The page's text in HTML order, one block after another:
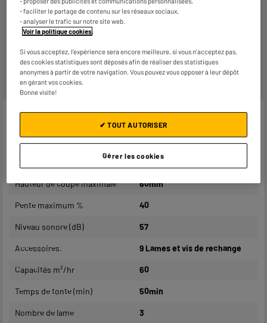
Retours et échanges gratuits
- Retoursgratuitsdans
DEPOT de France
dans le magasin le plus proche de chez vous pour limiter
les trajets et donc l’impact sur la planète. Les frais de
retour par voie postale restent à votre charge.
Caractéristiques
Largeur de coupe (cm) 20cm
Hauteur de coupe minimale 20mm
Hauteur de coupe maximale 60mm
Pente maximum % 40
Niveau sonore (dB) 57
Accessoires. 9 Lames et vis de rechange
Capacités m²/hr 60
Temps de tonte (min) 50min
Nombre de lame 3
- faciliter le partage de contenu sur les réseaux sociaux,
- analyser le trafic sur notre site web.
Voir la politique cookies.
Si vous acceptez, l'expérience sera encore meilleure, si vous n'acceptez pas,
des cookies statistiques sont déposés afin de réaliser des statistiques
anonymes à partir de votre navigation. Vous pouvez vous opposer à leur dépôt
en gérant vos cookies.
Bonne visite!
Gérer les cookies
✔ TOUT AUTORISER